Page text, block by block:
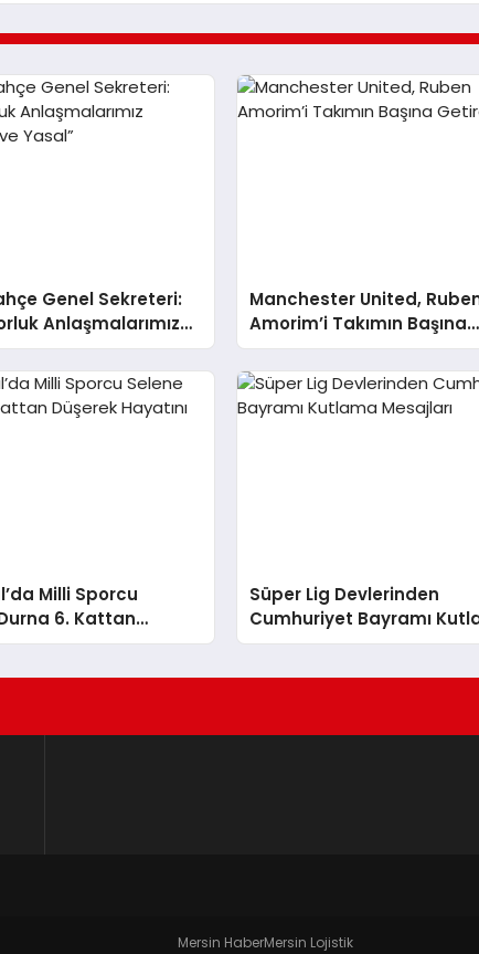
Genel Sekreteri:
Anlaşmalarımız
ve Yasal”
Manchester United,
Amorim’i Takımın Başına
Getirdi
Milli Sporcu
6. Kattan
Hayatını Kaybetti
Süper Lig Devlerinden
Cumhuriyet Bayramı
Mesajları
Mersin HaberMersin Lojistik